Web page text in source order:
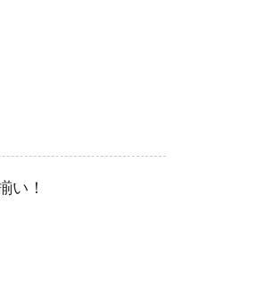
い！